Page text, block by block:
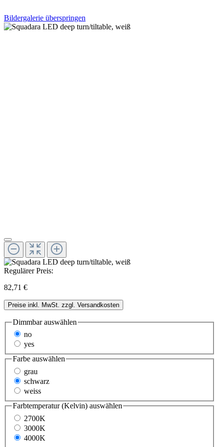
Bildergalerie überspringen
Regulärer Preis:
82,71 €
Preise inkl. MwSt. zzgl. Versandkosten
Dimmbarauswählen
no
yes
Farbe auswählen
grau
schwarz
weiss
Farbtemperatur (Kelvin) auswählen
2700K
3000K
4000K